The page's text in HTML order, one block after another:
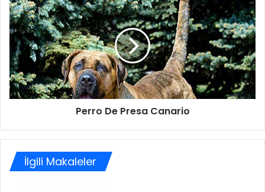
Perro De Presa Canario
İlgili Makaleler